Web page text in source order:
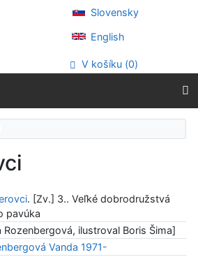
prístupnosti
Slovensky
English
V košíku (0)
. [Zv.] 3.. Veľké dobrodružstvá
pavúka
Rozenbergová, ilustroval Boris Šima]
Vanda 1971-